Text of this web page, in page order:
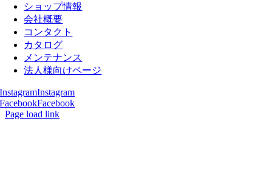
ショップ情報
会社概要
コンタクト
カタログ
メンテナンス
法人様向けページ
InstagramInstagram
FacebookFacebook
Page load link